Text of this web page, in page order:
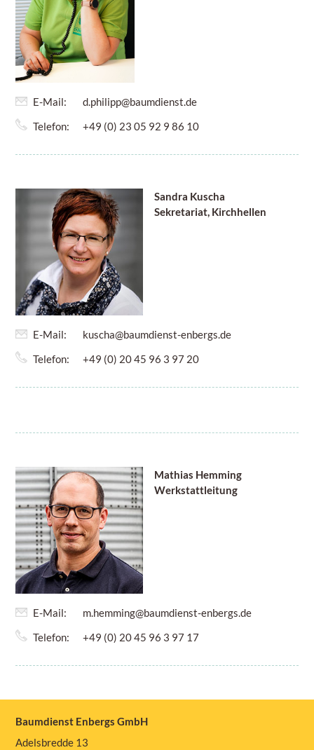
E-Mail:
d.philipp@baumdienst.de
Telefon:
+49 (0) 23 05 92 9 86 10
Sandra Kuscha
Sekretariat, Kirchhellen
E-Mail:
kuscha@baumdienst-enbergs.de
Telefon:
+49 (0) 20 45 96 3 97 20
Mathias Hemming
Werkstattleitung
E-Mail:
m.hemming@baumdienst-enbergs.de
Telefon:
+49 (0) 20 45 96 3 97 17
Baumdienst Enbergs GmbH
Adelsbredde 13